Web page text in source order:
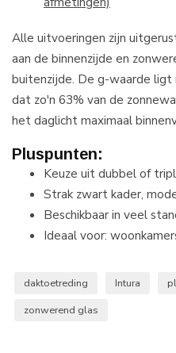
Alle uitvoeringen zijn
aan de binnenzijde en
buitenzijde. De g-waarde
dat zo'n 63% van de
het daglicht maximaal
Pluspunten:
Keuze uit dubbel of
Strak zwart kader,
Beschikbaar in veel
Ideaal voor:
daktoetreding Intura
zonwerend glas